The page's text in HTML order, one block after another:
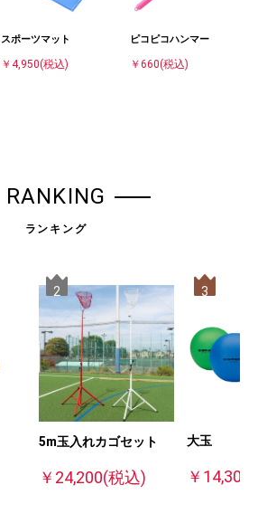
スポーツマット
￥4,950(税込)
ピコピコハンマー
￥660(税込)
RANKING
ランキング
2
5m玉入れカゴセット
￥24,200(税込)
3
大玉
￥14,300